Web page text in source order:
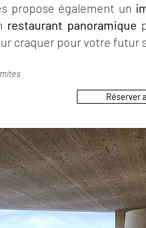
propose également un
restaurant panoramique
craquer pour votre futur
Réserver